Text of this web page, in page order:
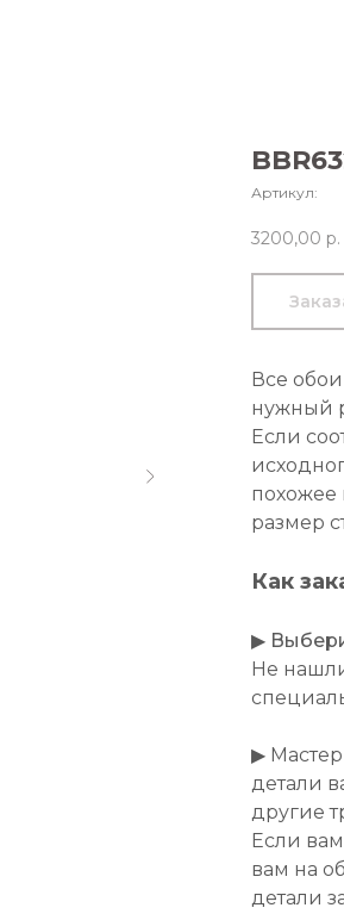
Артикул:
3200,00 р.
Все
нужный
Если
похожее
размер
Как
▶
Не
▶
детали
другие
Если
вам на
детали